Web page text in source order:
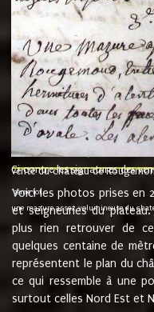
"l'an mil six cent soixante
nommé fut présent Messire
vend, purement simplement et
et chavannes conseiller du
que le dit seigneur Baron de
de la Velliere tout ainsi et
présent......"
suivent les rentes, donation
Ci contre les signatures des
vente du château de
"3ème lot
une mazure assez volumineuse du
Voici les photos prises en
et seigneuries du
plus rien retrouver de
quelques centaine de
représentent le plan du
ce qui ressemble à une
surtout celles Nord Est et